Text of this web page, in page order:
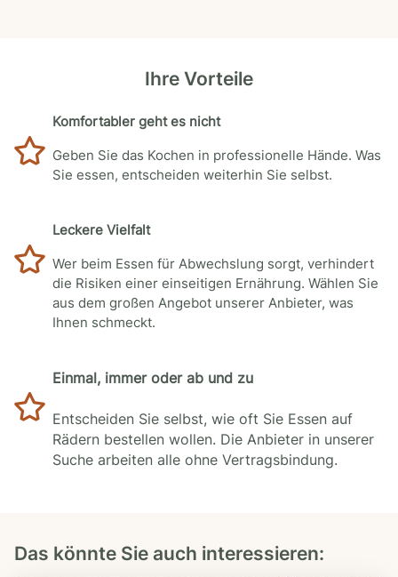
Ihre Vorteile
Komfortabler geht es nicht
Geben Sie das Kochen in professionelle Hände. Was
Sie essen, entscheiden weiterhin Sie selbst.
Leckere Vielfalt
Wer beim Essen für Abwechslung sorgt, verhindert
die Risiken einer einseitigen Ernährung. Wählen Sie
aus dem großen Angebot unserer Anbieter, was
Ihnen schmeckt.
Einmal, immer oder ab und zu
Entscheiden Sie selbst, wie oft Sie Essen auf
Rädern bestellen wollen. Die Anbieter in unserer
Suche arbeiten alle ohne Vertragsbindung.
Das könnte Sie auch interessieren: